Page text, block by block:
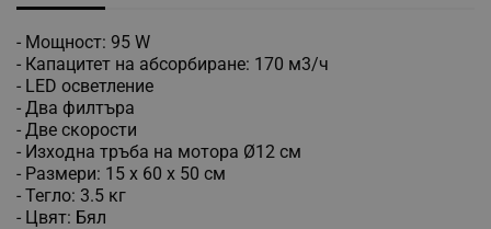
- Мощност: 95 W
- Капацитет на абсорбиране: 170 м3/ч
- LED осветление
- Два филтъра
- Две скорости
- Изхoдна тръба на мотора Ø12 см
- Размери: 15 х 60 х 50 см
- Тегло: 3.5 кг
- Цвят: Бял